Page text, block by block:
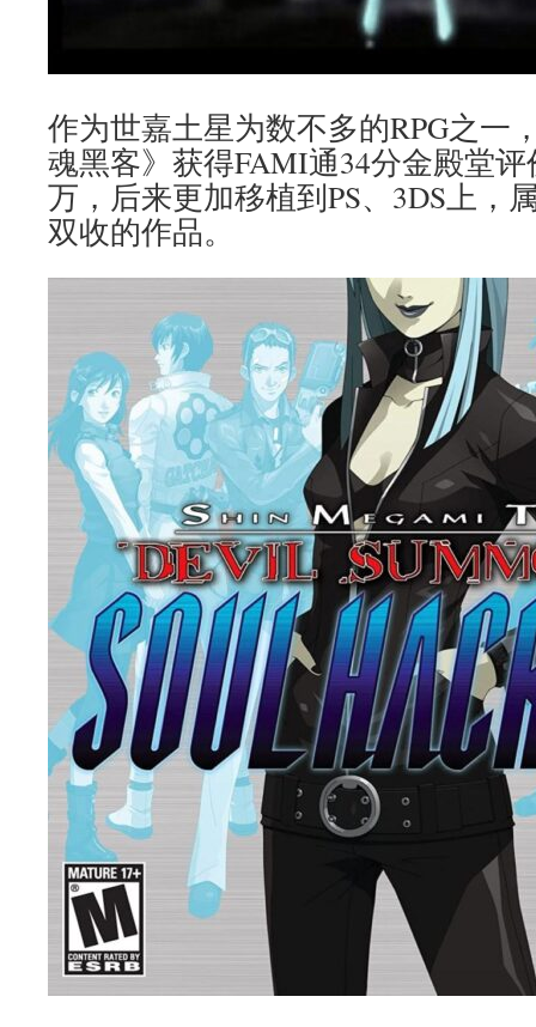
作为世嘉土星为数不多的RPG之一
魂黑客》获得FAMI通34分金殿堂
万，后来更加移植到PS、3DS上，
双收的作品。